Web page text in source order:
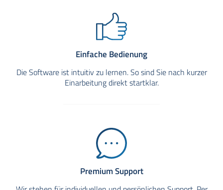
Einfache Bedienung
Die Software ist intuitiv zu lernen. So sind Sie nach kurzer
Einarbeitung direkt startklar.
Premium Support